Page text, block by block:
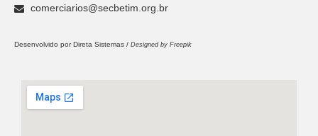
Convenções
ACT’s
comerciarios@secbetim.org.br
Desenvolvido porDireta Sistemas / Designed by Freepik